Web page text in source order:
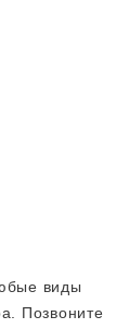
виды
Позвоните